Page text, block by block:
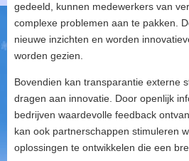
gedeeld, kunnen medewerkers van
complexe problemen aan te pakken.
nieuwe inzichten en worden
worden gezien.
Bovendien kan transparantie externe
dragen aan innovatie. Door openlijk
bedrijven waardevolle feedback
kan ook partnerschappen stimuleren
oplossingen te ontwikkelen die een